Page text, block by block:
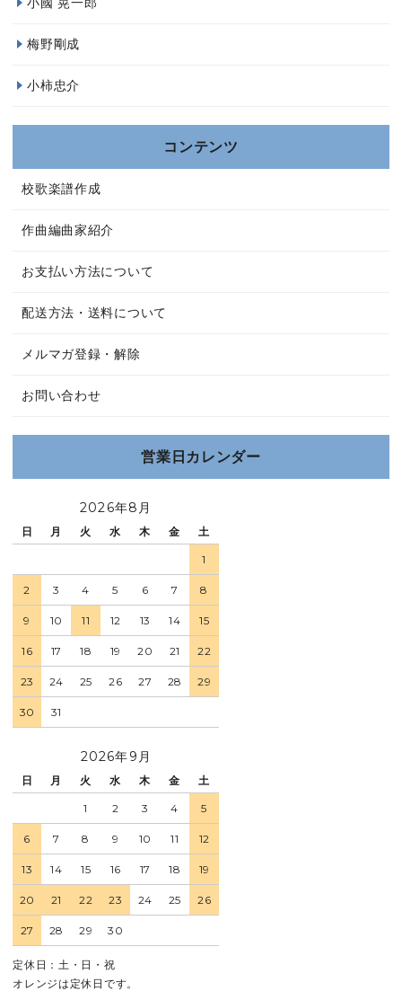
梅野剛成
小柿忠介
コンテンツ
校歌楽譜作成
作曲編曲家紹介
お支払い方法について
配送方法・送料について
メルマガ登録・解除
お問い合わせ
営業日カレンダー
2026年8月
日 月 火 水 木 金 土
1
2 3 4 5 6 7 8
9 10 11 12 13 14 15
16 17 18 19 20 21 22
23 24 25 26 27 28 29
30 31
2026年9月
日 月 火 水 木 金 土
1 2 3 4 5
6 7 8 9 10 11 12
13 14 15 16 17 18 19
20 21 22 23 24 25 26
27 28 29 30
定休日：土・日・祝
オレンジは定休日です。